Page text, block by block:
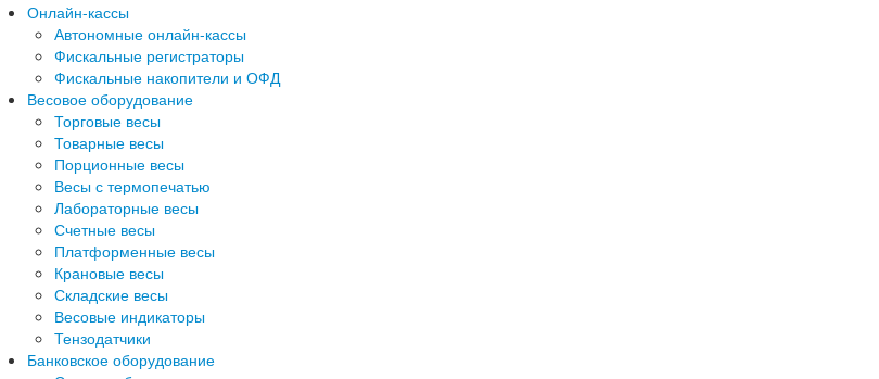
Онлайн-кассы
Автономные онлайн-кассы
Фискальные регистраторы
Фискальные накопители и ОФД
Весовое оборудование
Торговые весы
Товарные весы
Порционные весы
Весы с термопечатью
Лабораторные весы
Счетные весы
Платформенные весы
Крановые весы
Складские весы
Весовые индикаторы
Тензодатчики
Банковское оборудование